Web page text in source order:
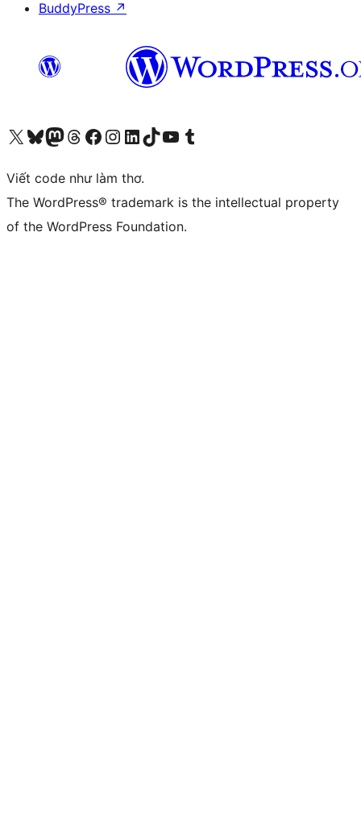
BuddyPress ↗
Truy cập tài khoản X (trước đây là Twitter) của chúng tôiVisit our Bluesky account
Visit our Mastodon account
Visit our Threads account
Xem trang Facebook của chúng tôiTruy cập tài khoản Instagram của chúng tôiTruy cập tài khoản LinkedIn của chúng tôiVisit our TikTok account
Truy cập kênh YouTube của chúng tôi Visit our Tumblr account
Viết code như làm thơ.
The WordPress® trademark is the intellectual property
of the WordPress Foundation.